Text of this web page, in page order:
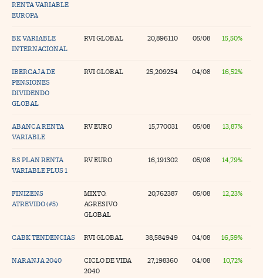
RENTA VARIABLE
EUROPA
BK VARIABLE
INTERNACIONAL
RVI GLOBAL 20,896110 05/08 15,50%
IBERCAJA DE
PENSIONES
DIVIDENDO
GLOBAL
RVI GLOBAL 25,209254 04/08 16,52%
ABANCA RENTA
VARIABLE
RV EURO 15,770031 05/08 13,87%
BS PLAN RENTA
VARIABLE PLUS 1
RV EURO 16,191302 05/08 14,79%
FINIZENS
ATREVIDO (#5)
MIXTO.
AGRESIVO
GLOBAL
20,762387 05/08 12,23%
CABK TENDENCIAS RVI GLOBAL 38,584949 04/08 16,59%
NARANJA 2040
CICLO DE VIDA
2040
27,198360 04/08 10,72%